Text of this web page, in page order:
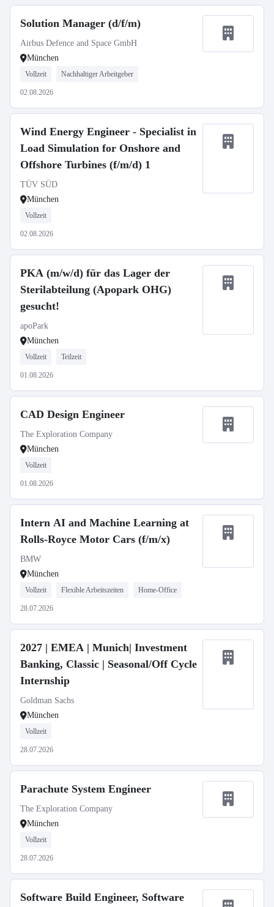
Solution Manager (d/f/m)
Airbus Defence and Space GmbH
München
Vollzeit Nachhaltiger Arbeitgeber
02.08.2026
Wind Energy Engineer - Specialist in
Load Simulation for Onshore and
Offshore Turbines (f/m/d) 1
TÜV SÜD
München
Vollzeit
02.08.2026
PKA (m/w/d) für das Lager der
Sterilabteilung (Apopark OHG)
gesucht!
apoPark
München
Vollzeit Teilzeit
01.08.2026
CAD Design Engineer
The Exploration Company
München
Vollzeit
01.08.2026
Intern AI and Machine Learning at
Rolls-Royce Motor Cars (f/m/x)
BMW
München
Vollzeit Flexible Arbeitszeiten Home-Office
28.07.2026
2027 | EMEA | Munich| Investment
Banking, Classic | Seasonal/Off Cycle
Internship
Goldman Sachs
München
Vollzeit
28.07.2026
Parachute System Engineer
The Exploration Company
München
Vollzeit
28.07.2026
Software Build Engineer, Software